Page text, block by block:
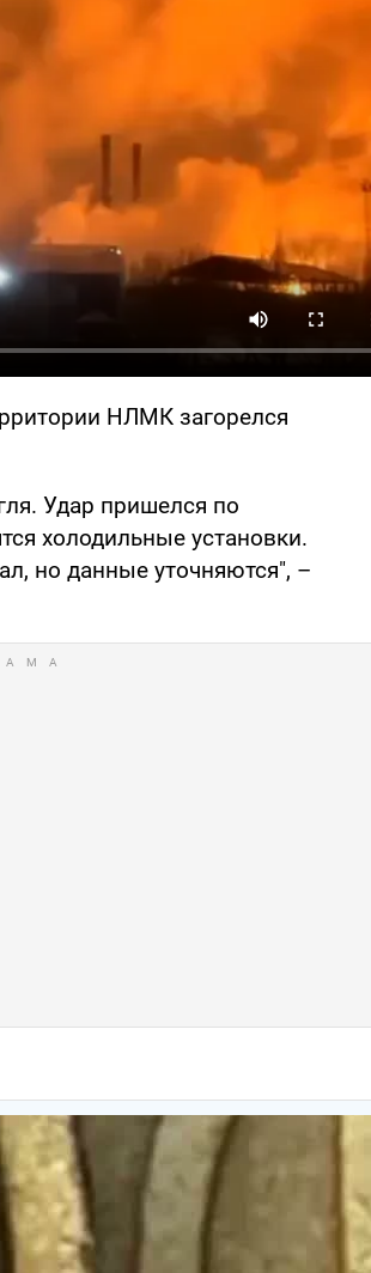
НЛМК загорелся
Удар пришелся по
холодильные установки.
но данные уточняются", –